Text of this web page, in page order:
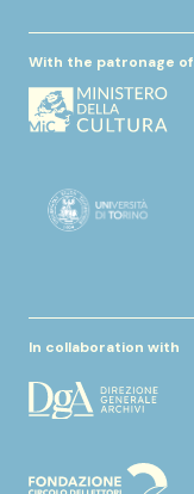
With the patronage of
In collaboration with